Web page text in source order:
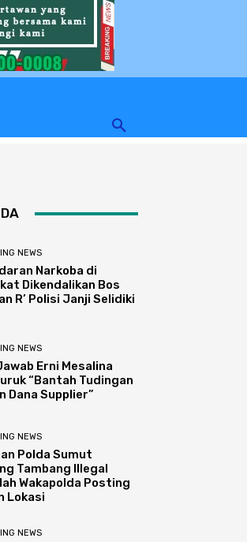
NEWS
Narkoba di
Dikendalikan Bos
R’ Polisi Janji Selidiki
NEWS
Erni Mesalina
“Bantah Tudingan
Dana Supplier”
NEWS
Polda Sumut
Tambang Illegal
Wakapolda Posting
Lokasi
NEWS